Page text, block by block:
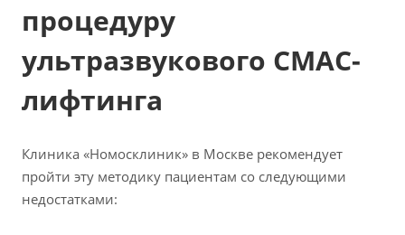
процедуру
ультразвукового СМАС-
лифтинга
Клиника «Номосклиник» в Москве рекомендует
пройти эту методику пациентам со следующими
недостатками: